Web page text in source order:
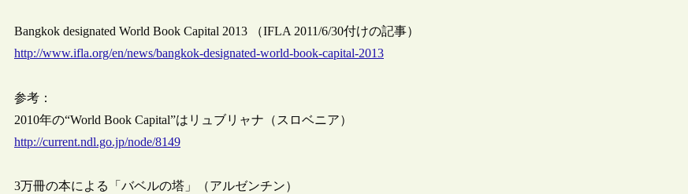
Bangkok designated World Book Capital 2013 （IFLA 2011/6/30付けの記事）
http://www.ifla.org/en/news/bangkok-designated-world-book-capital-2013
参考：
2010年の“World Book Capital”はリュブリャナ（スロベニア）
http://current.ndl.go.jp/node/8149
3万冊の本による「バベルの塔」（アルゼンチン）